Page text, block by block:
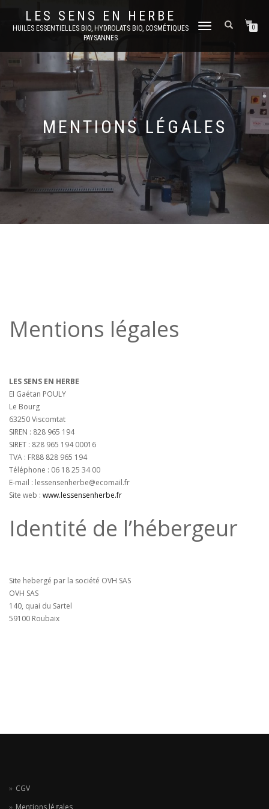
LES SENS EN HERBE
HUILES ESSENTIELLES BIO, HYDROLATS BIO, COSMÉTIQUES
PAYSANNES
DÉPLIER
0
MENTIONS LÉGALES
Mentions légales
LES SENS EN HERBE
EI Gaétan POULY
Le Bourg
63250 Viscomtat
SIREN : 828 965 194
SIRET : 828 965 194 00016
TVA : FR88 828 965 194
Téléphone : 06 18 25 34 00
E-mail : lessensenherbe@ecomail.fr
Site web : www.lessensenherbe.fr
Identité de l’hébergeur
Site hebergé par la société OVH SAS
OVH SAS
140, quai du Sartel
59100 Roubaix
CGV
Mentions légales